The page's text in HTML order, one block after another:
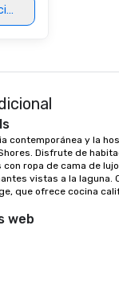
contemporánea y la
Disfrute de
ropa de cama de
vistas a la laguna.
que ofrece cocina
web